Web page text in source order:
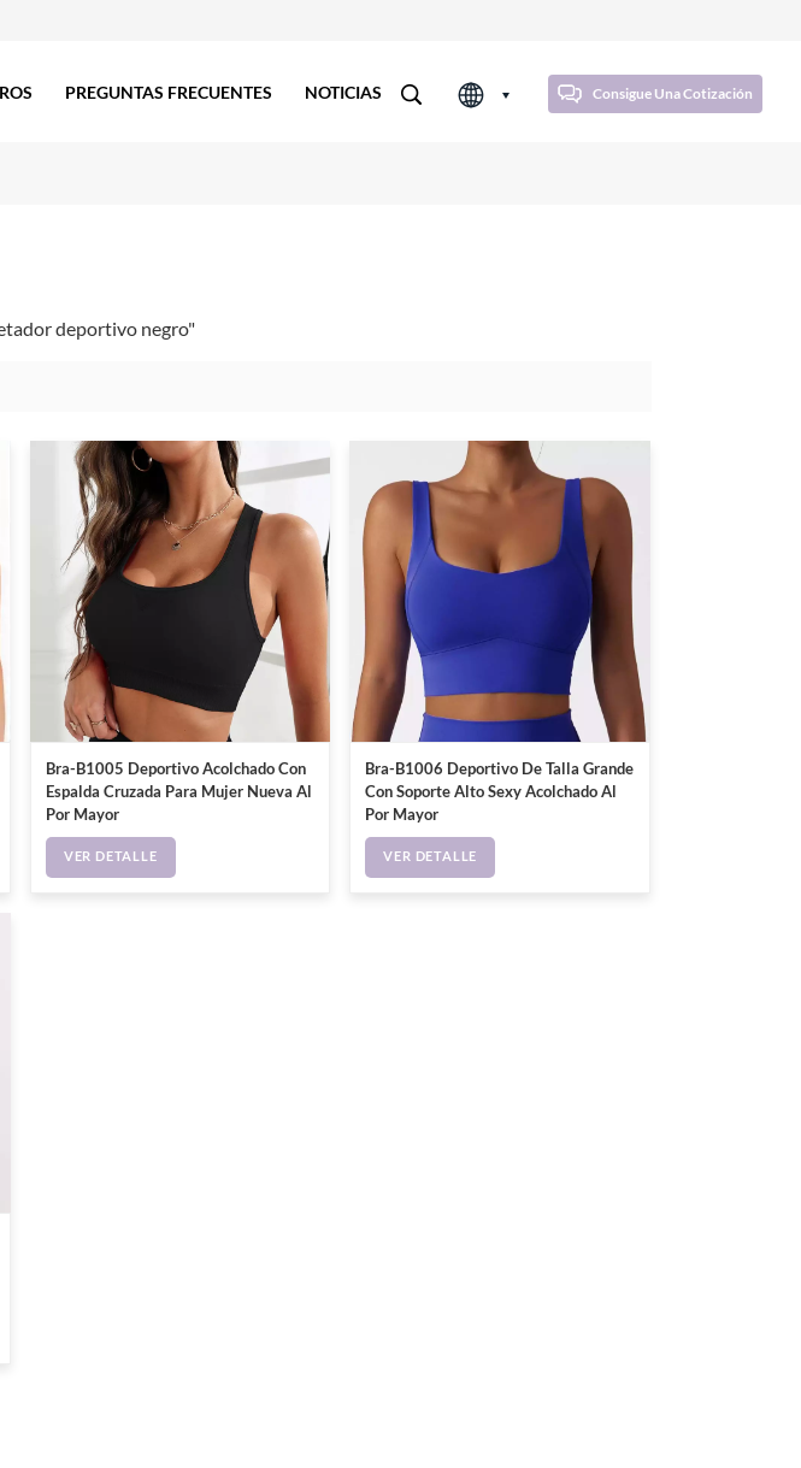
Consigue Una Cotización
PREGUNTAS FRECUENTES NOTICIAS
deportivo negro"
Bra-B1005 Deportivo Acolchado Con
Espalda Cruzada Para Mujer Nueva Al
Por Mayor
VER DETALLE
Bra-B1006 Deportivo De Talla Grande
Con Soporte Alto Sexy Acolchado Al
Por Mayor
VER DETALLE